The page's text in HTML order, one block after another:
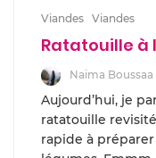
Viandes Viandes
Ratatouille à
Naima Boussaa
Aujourd’hui, je
ratatouille
rapide à